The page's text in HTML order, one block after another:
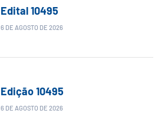
Edital 10495
6 DE AGOSTO DE 2026
Edição 10495
6 DE AGOSTO DE 2026